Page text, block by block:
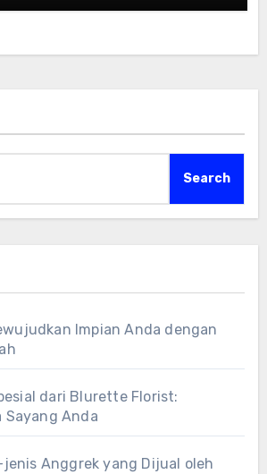
Search
Impian Anda dengan
dari Blurette Florist:
Sayang Anda
Anggrek yang Dijual oleh